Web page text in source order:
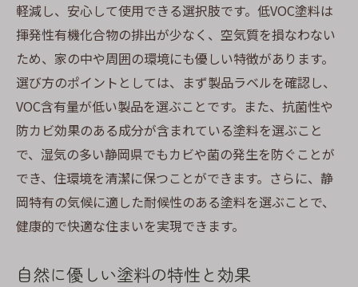
軽減し、安心して使用できる選択肢です。低VOC塗料は
揮発性有機化合物の排出が少なく、空気質を損なわない
ため、家の中や周囲の環境にも優しい特徴があります。
選び方のポイントとしては、まず製品ラベルを確認し、
VOC含有量が低い製品を選ぶことです。また、抗菌性や
防カビ効果のある成分が含まれている塗料を選ぶこと
で、湿気の多い静岡県でもカビや菌の発生を防ぐことが
でき、住環境を清潔に保つことができます。さらに、静
岡特有の気候に適した耐候性のある塗料を選ぶことで、
健康的で快適な住まいを実現できます。
自然に優しい塗料の特性と効果